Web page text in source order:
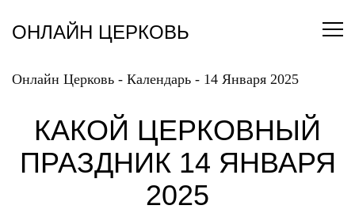
содержанию
ОНЛАЙН ЦЕРКОВЬ
Онлайн Церковь - Календарь - 14 Января 2025
КАКОЙ ЦЕРКОВНЫЙ
ПРАЗДНИК 14 ЯНВАРЯ
2025